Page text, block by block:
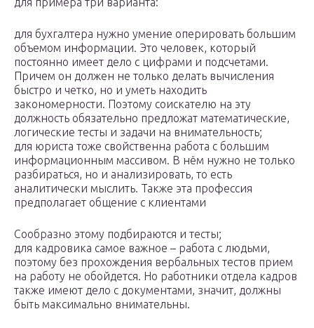
для бухгалтера нужно умение оперировать большим
объемом информации. Это человек, который
постоянно имеет дело с цифрами и подсчетами.
Причем он должен не только делать вычисления
быстро и четко, но и уметь находить
закономерности. Поэтому соискателю на эту
должность обязательно предложат математические,
логические тесты и задачи на внимательность;
для юриста тоже свойственна работа с большим
информационным массивом. В нём нужно не только
разбираться, но и анализировать, то есть
аналитически мыслить. Также эта профессия
предполагает общение с клиентами
Сообразно этому подбираются и тесты;
для кадровика самое важное – работа с людьми,
поэтому без прохождения вербальных тестов прием
на работу не обойдется. Но работники отдела кадров
также имеют дело с документами, значит, должны
быть максимально внимательны.